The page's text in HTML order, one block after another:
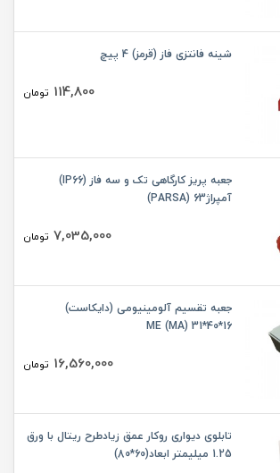
شینه فانتزی فاز (قرمز) 4 پیچ
114,800 تومان
جعبه پریز کارگاهی تک و سه فاز (IP66)
آمپراژ63 (PARSA)
7,035,000 تومان
جعبه تقسیم آلومینیومی (دایکاست)
16*40*31 (ME (MA
16,560,000 تومان
تابلوی دیواری روکار عمق زیادطرح ریتال با ورق
1.25 میلیمتر ابعاد(60*80)